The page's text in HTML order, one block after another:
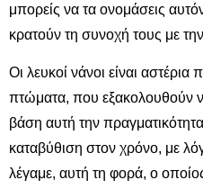
μπορείς να τα ονομάσεις
κρατούν τη συνοχή τους με
Οι λευκοί νάνοι είναι
πτώματα, που εξακολουθούν
βάση αυτή την
καταβύθιση στον χρόνο, με
λέγαμε, αυτή τη φορά, ο